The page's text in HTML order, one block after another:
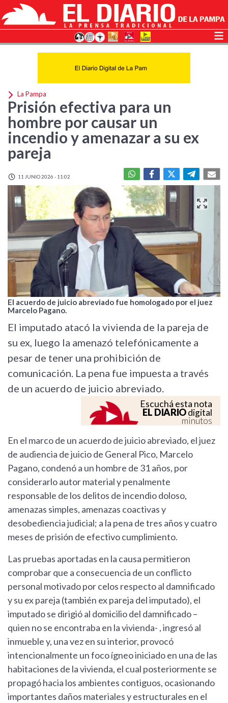
La Pampa
Prisión efectiva para un
hombre por causar un
incendio y amenazar a su ex
pareja
11 JUNIO 2026 - 11:02
El acuerdo de juicio abreviado fue homologado por el juez
Marcelo Pagano.
El imputado atacó la vivienda de la pareja de
su ex, luego la amenazó telefónicamente a
pesar de tener una prohibición de
comunicación. La pena fue impuesta a través
de un acuerdo de juicio abreviado.
Escuchá esta nota
EL DIARIOdigital
minutos
En el marco de un acuerdo de juicio abreviado, el juez
de audiencia de juicio de General Pico, Marcelo
Pagano, condenó a un hombre de 31 años, por
considerarlo autor material y penalmente
responsable de los delitos de incendio doloso,
amenazas simples, amenazas coactivas y
desobediencia judicial; a la pena de tres años y cuatro
meses de prisión de efectivo cumplimiento.
Las pruebas aportadas en la causa permitieron
comprobar que a consecuencia de un conflicto
personal motivado por celos respecto al damnificado
y su ex pareja (también ex pareja del imputado), el
imputado se dirigió al domicilio del damnificado –
quien no se encontraba en la vivienda- , ingresó al
inmueble y, una vez en su interior, provocó
intencionalmente un foco ígneo iniciado en una de las
habitaciones de la vivienda, el cual posteriormente se
propagó hacia los ambientes contiguos, ocasionando
importantes daños materiales y estructurales en el